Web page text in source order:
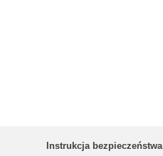
Instrukcja bezpieczeństwa